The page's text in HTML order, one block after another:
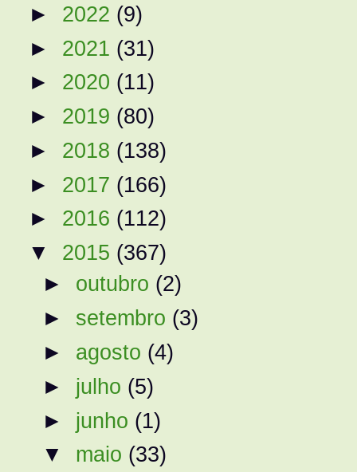
► 2022 (9)
► 2021 (31)
► 2020 (11)
► 2019 (80)
► 2018 (138)
► 2017 (166)
► 2016 (112)
▼ 2015 (367)
► outubro (2)
► setembro (3)
► agosto (4)
► julho (5)
► junho (1)
▼ maio (33)